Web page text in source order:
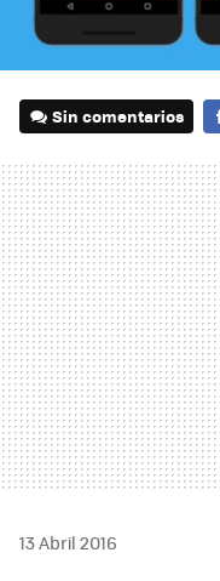
Sin comentarios
13 Abril 2016